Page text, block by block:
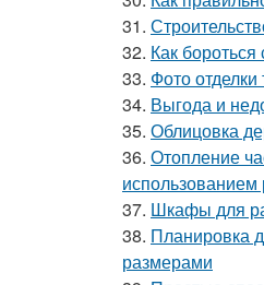
31.
32. Как
33. Фото
34. Выгода и
35. Облицовка
36. Отопление
использованием
37. Шкафы для
38. Планировка
размерами